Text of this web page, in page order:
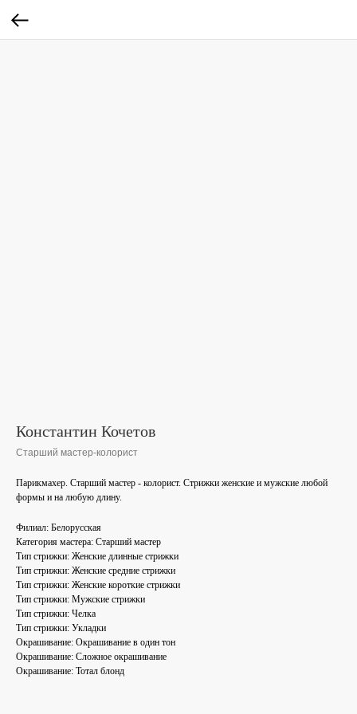
Константин Кочетов
Старший мастер-колорист
Парикмахер. Старший мастер - колорист. Стрижки женские и мужские любой
формы и на любую длину.
Филиал: Белорусская
Категория мастера: Старший мастер
Тип стрижки: Женские длинные стрижки
Тип стрижки: Женские средние стрижки
Тип стрижки: Женские короткие стрижки
Тип стрижки: Мужские стрижки
Тип стрижки: Челка
Тип стрижки: Укладки
Окрашивание: Окрашивание в один тон
Окрашивание: Сложное окрашивание
Окрашивание: Тотал блонд